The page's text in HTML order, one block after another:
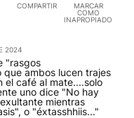
COMPARTIR
MARCAR
COMO
INAPROPIADO
2024
"rasgos
que ambos lucen trajes
el café al mate....solo
uno dice "No hay
mientras
o "éxtasshhiis..."